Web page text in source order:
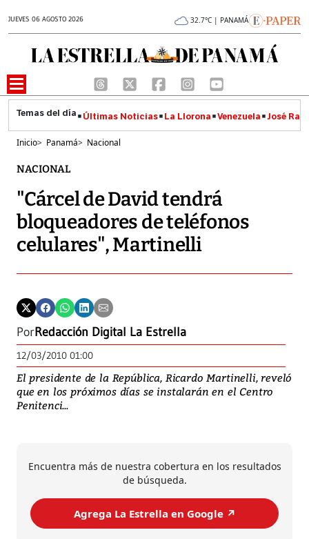
JUEVES 06 AGOSTO 2026 32.7°C | PANAMÁ
Últimas Noticias La Llorona Venezuela José
Inicio> Panamá> Nacional
NACIONAL
"Cárcel de David tendrá
bloqueadores de teléfonos
celulares", Martinelli
PorRedacción Digital La Estrella
12/03/2010 01:00
El presidente de la República, Ricardo Martinelli, reveló
que en los próximos días se instalarán en el Centro
Penitenci...
Encuentra más de nuestra cobertura en los resultados
de búsqueda.
Agrega La Estrella en Google ↗️